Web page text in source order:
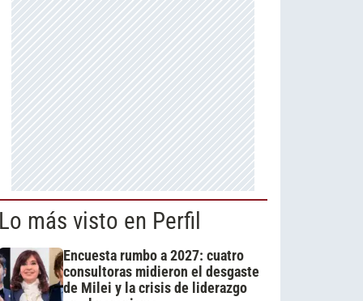
más visto en Perfil
Encuesta rumbo a 2027: cuatro
consultoras midieron el desgaste
de Milei y la crisis de liderazgo